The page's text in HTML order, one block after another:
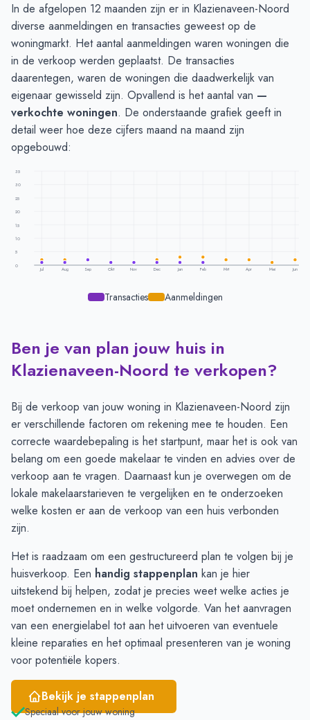
In de afgelopen 12 maanden zijn er in Klazienaveen-Noord
diverse aanmeldingen en transacties geweest op de
woningmarkt. Het aantal aanmeldingen waren woningen die
in de verkoop werden geplaatst. De transacties
daarentegen, waren de woningen die daadwerkelijk van
eigenaar gewisseld zijn. Opvallend is het aantal van —
verkochte woningen. De onderstaande grafiek geeft in
detail weer hoe deze cijfers maand na maand zijn
opgebouwd:
35
30
25
20
15
10
5
0
Jul Aug Sep Okt Nov Dec Jan Feb Mrt Apr Mei Jun
Transacties Aanmeldingen
Transacties en aanmeldingen per maand - Klazienaveen Noord
Maand
Transacties
Aanmeldingen
Juli
1
2
Augustus
September
2
2
Oktober
-
November
December
Januari
1
3
Februari
1
3
Maart
Mei
-
1
Juni
- 2
Ben je van plan jouw huis in
Klazienaveen-Noord te verkopen?
Bij de verkoop van jouw woning in Klazienaveen-Noord zijn
er verschillende factoren om rekening mee te houden. Een
correcte waardebepaling is het startpunt, maar het is ook van
belang om een goede makelaar te vinden en advies over de
verkoop aan te vragen. Daarnaast kun je overwegen om de
lokale makelaarstarieven te vergelijken en te onderzoeken
welke kosten er aan de verkoop van een huis verbonden
zijn.
Het is raadzaam om een gestructureerd plan te volgen bij je
huisverkoop. Een handig stappenplan kan je hier
uitstekend bij helpen, zodat je precies weet welke acties je
moet ondernemen en in welke volgorde. Van het aanvragen
van een energielabel tot aan het uitvoeren van eventuele
kleine reparaties en het optimaal presenteren van je woning
voor potentiële kopers.
Bekijk je stappenplan
Speciaal voor jouw woning